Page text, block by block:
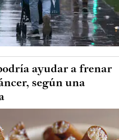
ayudar a frenar
según una